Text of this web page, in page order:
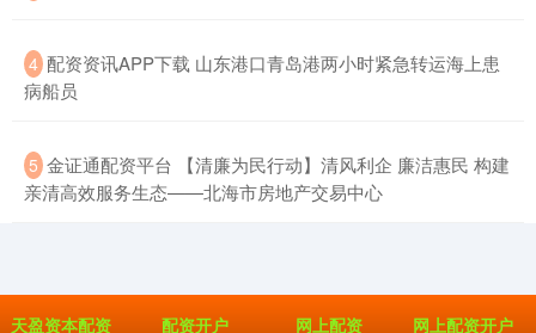
4 ​配资资讯APP下载 山东港口青岛港两小时紧急转运海上患
病船员
5 ​金证通配资平台 【清廉为民行动】清风利企 廉洁惠民 构建
亲清高效服务生态——北海市房地产交易中心
天盈资本配资 配资开户 网上配资 网上配资开户